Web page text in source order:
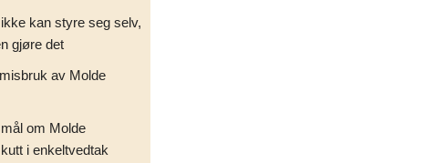
kan styre seg selv,
gjøre det
av Molde
om Molde
i enkeltvedtak